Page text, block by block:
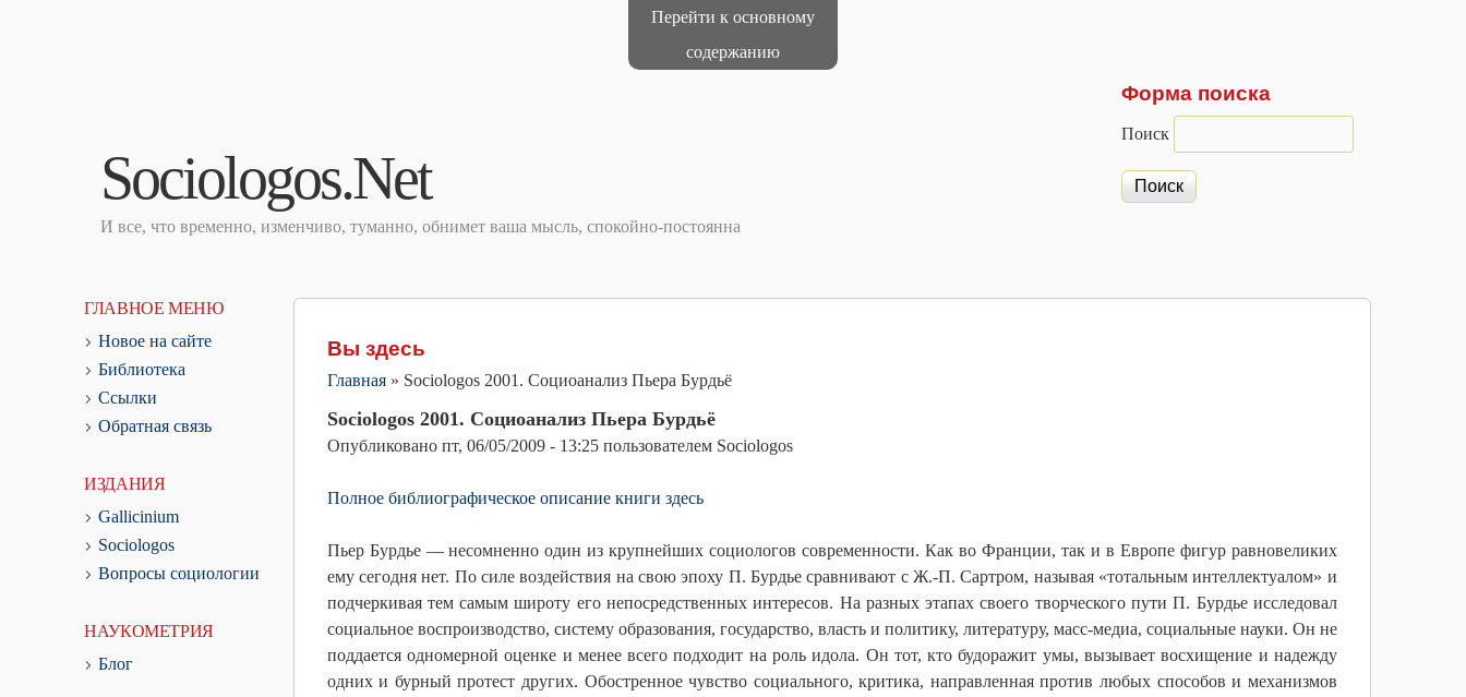
Перейти к основному
содержанию
Sociologos.Net
И все, что временно, изменчиво, туманно, обнимет ваша мысль, спокойно-постоянна
Форма поиска
Поиск
Вы здесь
Главная» Sociologos 2001. Социоанализ Пьера Бурдьё
Sociologos 2001. Социоанализ Пьера Бурдьё
Опубликовано пт, 06/05/2009 - 13:25пользователем Sociologos
Полное библиографическое описание книги здесь
Пьер Бурдье — несомненно один из крупнейших социологов современности. Как во Франции, так и в Европе фигур равновеликих
ему сегодня нет. По силе воздействия на свою эпоху П. Бурдье сравнивают с Ж.-П. Сартром, называя «тотальным интеллектуалом» и
подчеркивая тем самым широту его непосредственных интересов. На разных этапах своего творческого пути П. Бурдье исследовал
социальное воспроизводство, систему образования, государство, власть и политику, литературу, масс-медиа, социальные науки. Он не
поддается одномерной оценке и менее всего подходит на роль идола. Он тот, кто будоражит умы, вызывает восхищение и надежду
одних и бурный протест других. Обостренное чувство социального, критика, направленная против любых способов и механизмов
ГЛАВНОЕ МЕНЮ
Новое на сайте
Библиотека
Ссылки
Обратная связь
ИЗДАНИЯ
Gallicinium
Sociologos
Вопросы социологии
НАУКОМЕТРИЯ
Блог